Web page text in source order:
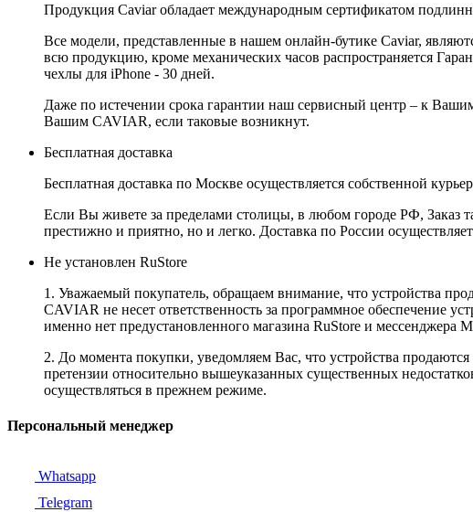
Продукция Caviar обладает международным сертификатом
Все модели, представленные в нашем онлайн-бутике Caviar,
всю продукцию, кроме механических часов распространяется
чехлы для iPhone - 30 дней.
Даже по истечении срока гарантии наш сервисный центр – к
Вашим CAVIAR, если таковые возникнут.
Бесплатная доставка
Бесплатная доставка по Москве осуществляется собственной
Если Вы живете за пределами столицы, в любом городе РФ, Заказ
престижно и приятно, но и легко. Доставка по России
Не установлен RuStore
1. Уважаемый покупатель, обращаем внимание, что устройства
CAVIAR не несет ответственность за программное обеспечение
именно нет предустановленного магазина RuStore и мессенджера
2. До момента покупки, уведомляем Вас, что устройства
претензии относительно вышеуказанных существенных
осуществляться в прежнем режиме.
Персональный менеджер
Whatsapp
Telegram